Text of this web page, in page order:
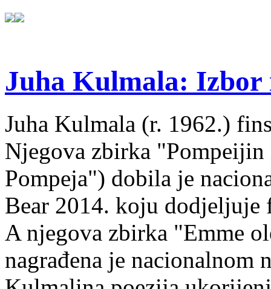
Juha Kulmala: Izbor
Juha Kulmala (r. 1962.)
Njegova zbirka
Pompeja") dobila je
Bear 2014. koju
A njegova zbirka "Emme
nagrađena je nacionalnom